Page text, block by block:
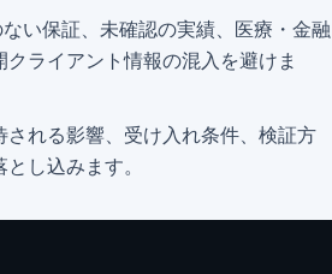
い保証、未確認の実績、医療・金融
ライアント情報の混入を避けま
れる影響、受け入れ条件、検証方
し込みます。